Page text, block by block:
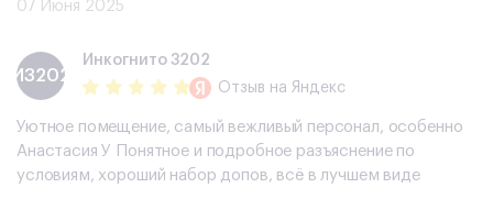
07 Июня 2025
И3202
Инкогнито 3202
Отзыв на Яндекс
Уютное помещение, самый вежливый персонал, особенно
Анастасия У Понятное и подробное разъяснение по
условиям, хороший набор допов, всë в лучшем виде